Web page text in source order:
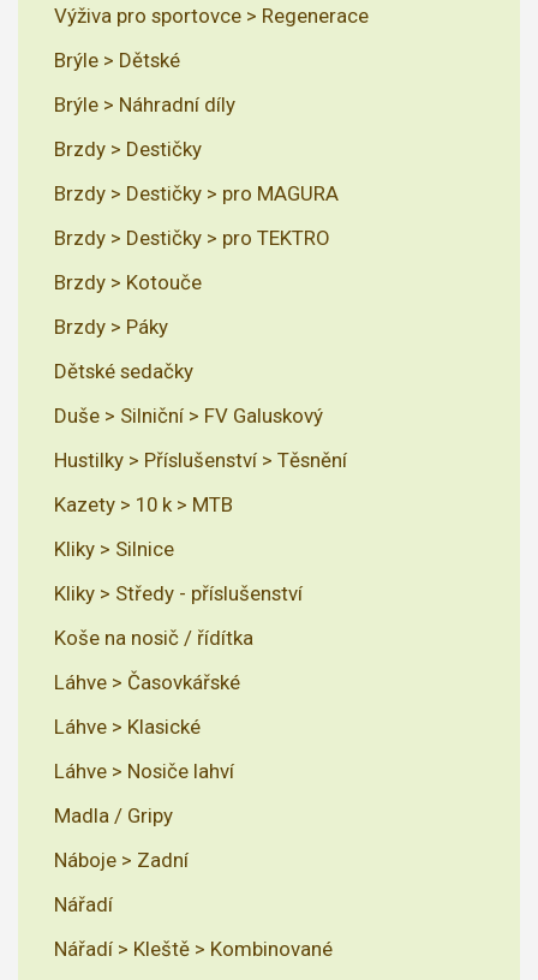
Výživa pro sportovce > Regenerace
Brýle > Dětské
Brýle > Náhradní díly
Brzdy > Destičky
Brzdy > Destičky > pro MAGURA
Brzdy > Destičky > pro TEKTRO
Brzdy > Kotouče
Brzdy > Páky
Dětské sedačky
Duše > Silniční > FV Galuskový
Hustilky > Příslušenství > Těsnění
Kazety > 10 k > MTB
Kliky > Silnice
Kliky > Středy - příslušenství
Koše na nosič / řídítka
Láhve > Časovkářské
Láhve > Klasické
Láhve > Nosiče lahví
Madla / Gripy
Náboje > Zadní
Nářadí
Nářadí > Kleště > Kombinované